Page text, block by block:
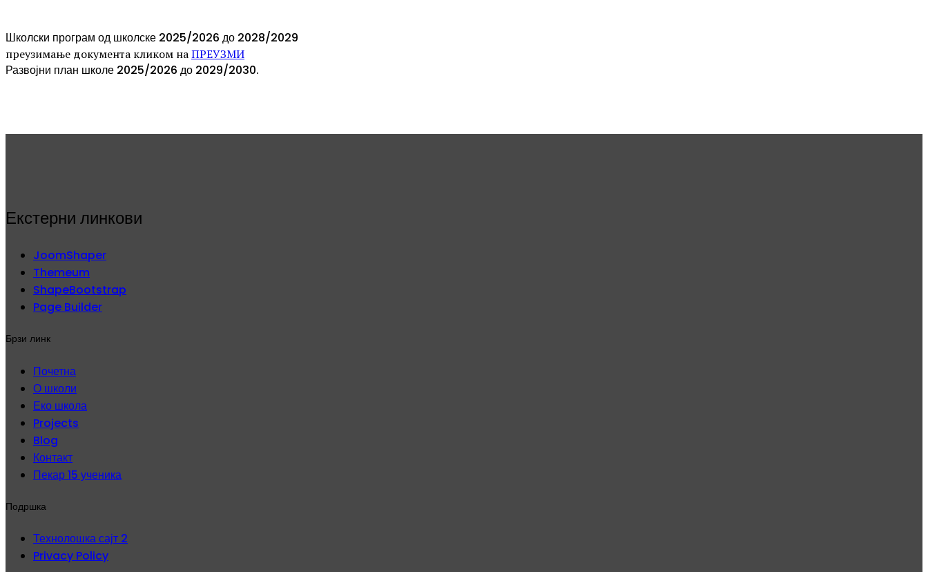
Школски програм од школске 2025/2026 до 2028/2029
преузимање документа кликом наПРЕУЗМИ
Развојни план школе 2025/2026 до 2029/2030.
Екстерни линкови
JoomShaper
Themeum
ShapeBootstrap
Page Builder
Брзи линк
Почетна
О школи
Еко школа
Projects
Blog
Контакт
Пекар 15 ученика
Подршка
Технолошка сајт 2
Privacy Policy